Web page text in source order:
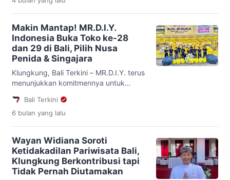
menegaskan bahwa prestasi tidak
datang secara instan, melainkan melalui
proses panjang yang membutuhkan
komitmen, disiplin, dan semangat
tinggi. Ia menyebut Porsenijar sebagai
ajang multi-event […]
Makin Mantap! MR.D.I.Y.
Indonesia Buka Toko ke-28
dan 29 di Bali, Pilih Nusa
Penida & Singajara
Klungkung, Bali Terkini – MR.D.I.Y. terus
menunjukkan komitmennya untuk
keluarga di seluruh Indonesia. Sebagai
pemimpin ritel peralatan rumah tangga
solusi utama bagi keluarga Indonesia.
Pertama kali hadir di Indonesia pada
tahun 2017, MR.D.I.Y. telah menjangkau
lebih dari jutaan anggota keluarga
Bali Terkini
6 bulan yang lalu
Wayan Widiana Soroti
Ketidakadilan Pariwisata Bali,
Klungkung Berkontribusi tapi
Tidak Pernah Diutamakan